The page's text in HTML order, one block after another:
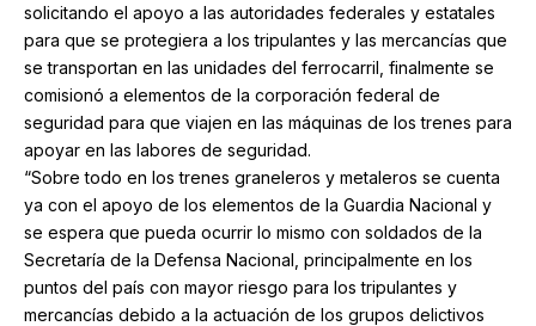
solicitando el apoyo a las autoridades federales y estatales
para que se protegiera a los tripulantes y las mercancías que
se transportan en las unidades del ferrocarril, finalmente se
comisionó a elementos de la corporación federal de
seguridad para que viajen en las máquinas de los trenes para
apoyar en las labores de seguridad.
“Sobre todo en los trenes graneleros y metaleros se cuenta
ya con el apoyo de los elementos de la Guardia Nacional y
se espera que pueda ocurrir lo mismo con soldados de la
Secretaría de la Defensa Nacional, principalmente en los
puntos del país con mayor riesgo para los tripulantes y
mercancías debido a la actuación de los grupos delictivos